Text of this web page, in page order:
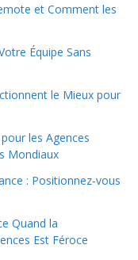
et Comment les
Équipe Sans
le Mieux pour
les Agences
Mondiaux
: Positionnez-vous
Quand la
Est Féroce